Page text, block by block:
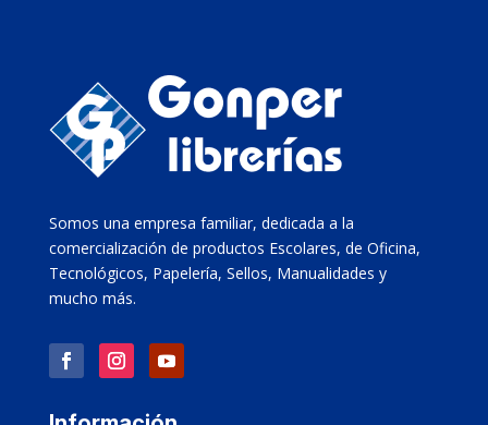
Somos una empresa familiar, dedicada a la
comercialización de productos Escolares, de Oficina,
Tecnológicos, Papelería, Sellos, Manualidades y
mucho más.